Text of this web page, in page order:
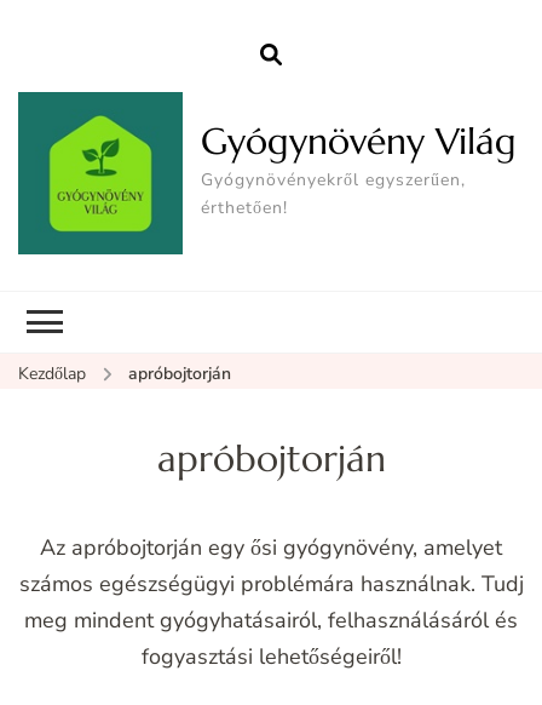
Gyógynövény Világ
Gyógynövényekről egyszerűen,
érthetően!
Kezdőlap apróbojtorján
apróbojtorján
Az apróbojtorján egy ősi gyógynövény, amelyet
számos egészségügyi problémára használnak. Tudj
meg mindent gyógyhatásairól, felhasználásáról és
fogyasztási lehetőségeiről!